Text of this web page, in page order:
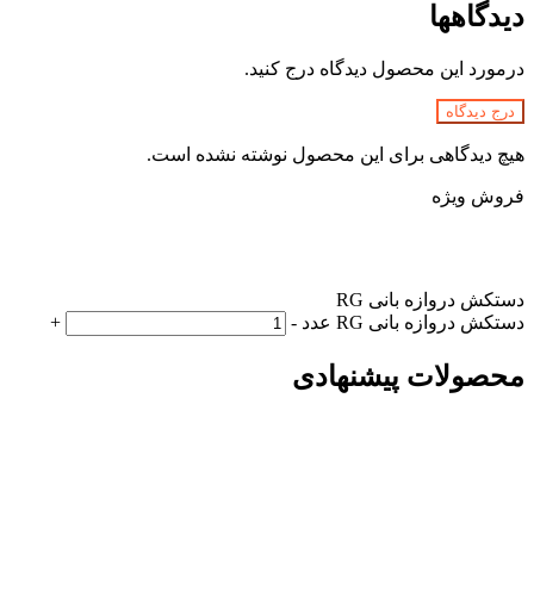
دیدگاهها
درمورد این محصول دیدگاه درج کنید.
درج دیدگاه
هیچ دیدگاهی برای این محصول نوشته نشده است.
فروش ویژه
دستکش دروازه بانی RG
دستکش دروازه بانی RG عدد
-
+
محصولات پیشنهادی